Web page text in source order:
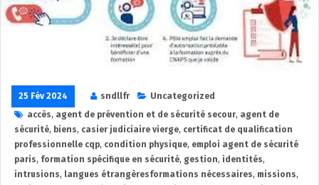
25 Fév 2024 sndllfr
Uncategorized
accès, agent de prévention et de sécurité secour, agent de
sécurité, biens, casier judiciaire vierge, certificat de qualification
professionnelle cqp, condition physique, emploi agent de sécurité
paris, formation spécifique en sécurité, gestion, identités,
intrusions, langues étrangèresformations nécessaires, missions,